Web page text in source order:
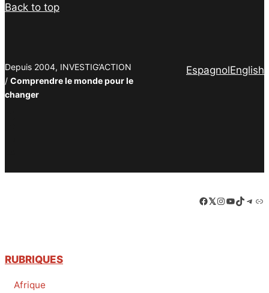
Back to top
Depuis 2004, INVESTIG’ACTION
/ Comprendre le monde pour le
changer
EspagnolEnglish
Facebook
LinkedIn
Instagram
YouTube
TikTok
RUBRIQUES
Afrique